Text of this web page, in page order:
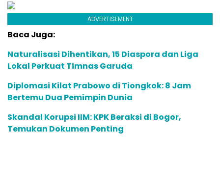
ADVERTISEMENT
Baca Juga:
Naturalisasi Dihentikan, 15 Diaspora dan Liga
Lokal Perkuat Timnas Garuda
Diplomasi Kilat Prabowo di Tiongkok: 8 Jam
Bertemu Dua Pemimpin Dunia
Skandal Korupsi IIM: KPK Beraksi di Bogor,
Temukan Dokumen Penting